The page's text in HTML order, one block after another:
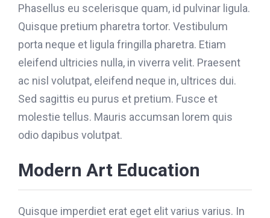
Phasellus eu scelerisque quam, id pulvinar ligula.
Quisque pretium pharetra tortor. Vestibulum
porta neque et ligula fringilla pharetra. Etiam
eleifend ultricies nulla, in viverra velit. Praesent
ac nisl volutpat, eleifend neque in, ultrices dui.
Sed sagittis eu purus et pretium. Fusce et
molestie tellus. Mauris accumsan lorem quis
odio dapibus volutpat.
Modern Art Education
Quisque imperdiet erat eget elit varius varius. In